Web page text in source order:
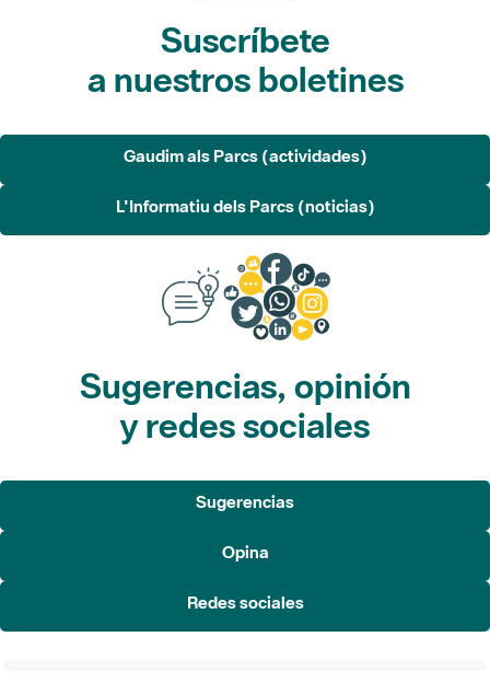
Suscríbete
a nuestros boletines
Gaudim als Parcs (actividades)
L'Informatiu dels Parcs (noticias)
Sugerencias, opinión
y redes sociales
Sugerencias
Opina
Redes sociales